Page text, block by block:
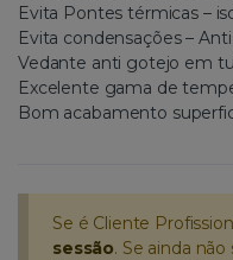
Evita Pontes térmicas –
Evita condensações –
Vedante anti gotejo em
Excelente gama de
Bom acabamento
Se é Cliente
sessão. Se ainda